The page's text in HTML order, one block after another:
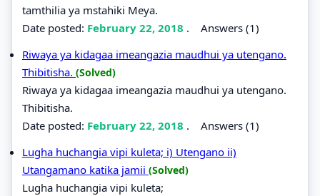
tamthilia ya mstahiki Meya.
Date posted: February 22, 2018 . Answers (1)
Riwaya ya kidagaa imeangazia maudhui ya utengano.
Thibitisha. (Solved)
Riwaya ya kidagaa imeangazia maudhui ya utengano.
Thibitisha.
Date posted: February 22, 2018 . Answers (1)
Lugha huchangia vipi kuleta; i) Utengano ii)
Utangamano katika jamii (Solved)
Lugha huchangia vipi kuleta;